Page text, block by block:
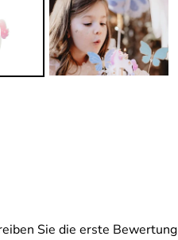
Sie die erste Bewertung